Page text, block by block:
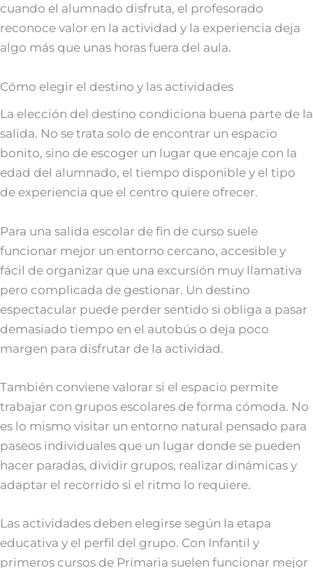
cuando el alumnado disfruta, el profesorado
reconoce valor en la actividad y la experiencia deja
algo más que unas horas fuera del aula.
Cómo elegir el destino y las actividades
La elección del destino condiciona buena parte de la
salida. No se trata solo de encontrar un espacio
bonito, sino de escoger un lugar que encaje con la
edad del alumnado, el tiempo disponible y el tipo
de experiencia que el centro quiere ofrecer.
Para una salida escolar de fin de curso suele
funcionar mejor un entorno cercano, accesible y
fácil de organizar que una excursión muy llamativa
pero complicada de gestionar. Un destino
espectacular puede perder sentido si obliga a pasar
demasiado tiempo en el autobús o deja poco
margen para disfrutar de la actividad.
También conviene valorar si el espacio permite
trabajar con grupos escolares de forma cómoda. No
es lo mismo visitar un entorno natural pensado para
paseos individuales que un lugar donde se pueden
hacer paradas, dividir grupos, realizar dinámicas y
adaptar el recorrido si el ritmo lo requiere.
Las actividades deben elegirse según la etapa
educativa y el perfil del grupo. Con Infantil y
primeros cursos de Primaria suelen funcionar mejor